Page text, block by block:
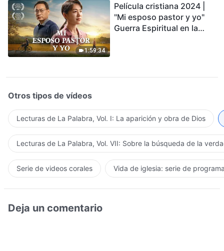
1:59:34
Película cristiana 2024 |
"Mi esposo pastor y yo"
Guerra Espiritual en la
Otros tipos de vídeos
Lecturas de La Palabra, Vol. I: La aparición y obra de Dios
Lecturas de La Palabra, Vol. VII: Sobre la búsqueda de la
Serie de videos corales Vida de iglesia: serie de
Deja un comentario